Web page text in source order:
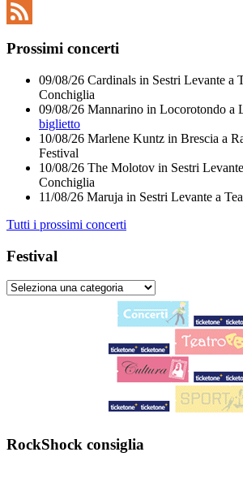
Twitter
Prossimi concerti
09/08/26 Cardinals in Sestri Levante a
Conchiglia
09/08/26 Mannarino in Locorotondo a
biglietto
10/08/26 Marlene Kuntz in Brescia a
Festival
10/08/26 The Molotov in Sestri Levante
Conchiglia
11/08/26 Maruja in Sestri Levante a
Tutti i prossimi concerti
Festival
RockShock consiglia